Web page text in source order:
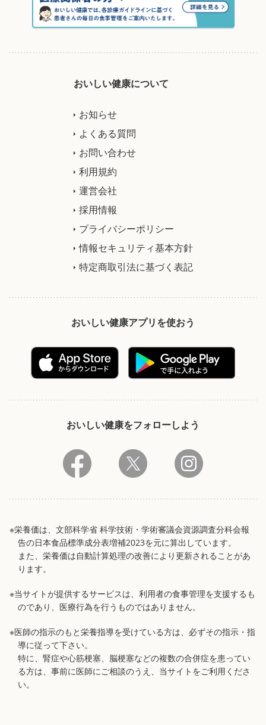
おいしい健康について
お知らせ
よくある質問
お問い合わせ
利用規約
運営会社
採用情報
プライバシーポリシー
情報セキュリティ基本方針
特定商取引法に基づく表記
おいしい健康アプリを使おう
おいしい健康をフォローしよう
※栄養価は、文部科学省 科学技術・学術審議会資源調査分科会報
告の日本食品標準成分表増補2023を元に算出しています。
また、栄養価は自動計算処理の改善により更新されることがあ
ります。
※当サイトが提供するサービスは、利用者の食事管理を支援するも
のであり、医療行為を行うものではありません。
※医師の指示のもと栄養指導を受けている方は、必ずその指示・指
導に従って下さい。
特に、腎症や心筋梗塞、脳梗塞などの複数の合併症を患ってい
る方は、事前に医師にご相談のうえ、当サイトをご利用くださ
い。